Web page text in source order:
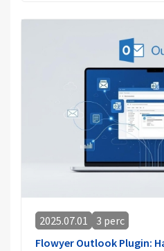
2025.07.01
3 perc
Flowyer Outlook Plugin: